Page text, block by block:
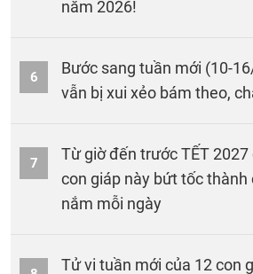
năm 2026!
6
Bước sang tuần mới (10-
vẫn bị xui xẻo bám theo,
7
Từ giờ đến trước TẾT 2027
con giáp này bứt tốc thành
nắm mỗi ngày
Tử vi tuần mới của 12 con